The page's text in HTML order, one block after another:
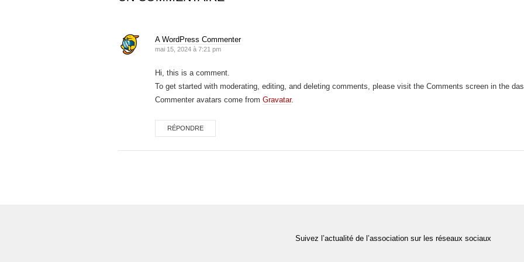
A WordPress Commenter
mai 15, 2024 à 7:21 pm
Hi, this is a comment.
To get started with moderating, editing, and deleting comments, please visit the Comments screen in the
Commenter avatars come from Gravatar.
RÉPONDRE
Suivez l’actualité de l’association sur les réseaux sociaux